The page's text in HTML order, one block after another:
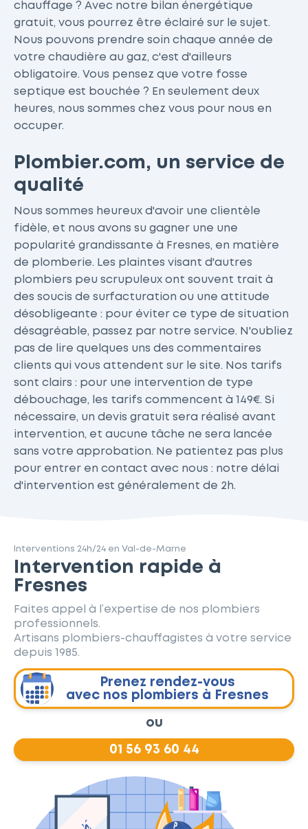
chauffage ? Avec notre bilan énergétique
gratuit, vous pourrez être éclairé sur le sujet.
Nous pouvons prendre soin chaque année de
votre chaudière au gaz, c'est d'ailleurs
obligatoire. Vous pensez que votre fosse
septique est bouchée ? En seulement deux
heures, nous sommes chez vous pour nous en
occuper.
Plombier.com, un service de
qualité
Nous sommes heureux d'avoir une clientèle
fidèle, et nous avons su gagner une une
popularité grandissante à Fresnes, en matière
de plomberie. Les plaintes visant d'autres
plombiers peu scrupuleux ont souvent trait à
des soucis de surfacturation ou une attitude
désobligeante : pour éviter ce type de situation
désagréable, passez par notre service. N'oubliez
pas de lire quelques uns des commentaires
clients qui vous attendent sur le site. Nos tarifs
sont clairs : pour une intervention de type
débouchage, les tarifs commencent à 149€. Si
nécessaire, un devis gratuit sera réalisé avant
intervention, et aucune tâche ne sera lancée
sans votre approbation. Ne patientez pas plus
pour entrer en contact avec nous : notre délai
d'intervention est généralement de 2h.
Interventions 24h/24 en Val-de-Marne
Intervention rapide à
Fresnes
Faites appel à l’expertise de nos plombiers
professionnels.
Artisans plombiers-chauffagistes à votre service
depuis 1985.
Prenez rendez-vous
avec nos plombiers à Fresnes
ou
01 56 93 60 44